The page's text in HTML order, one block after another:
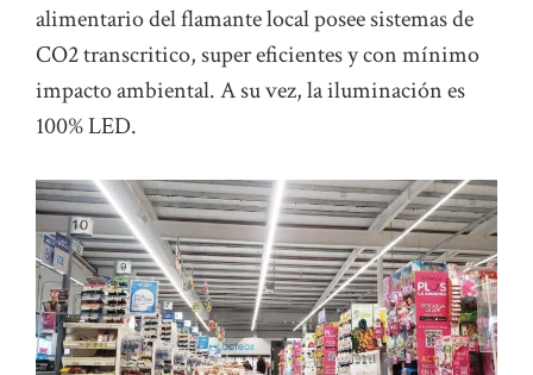
alimentario del flamante local posee sistemas de
CO2 transcritico, super eficientes y con mínimo
impacto ambiental. A su vez, la iluminación es
100% LED.